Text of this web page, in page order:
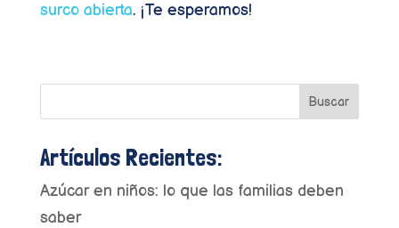
surco abierta. ¡Te esperamos!
Buscar
Artículos Recientes:
Azúcar en niños: lo que las familias deben
saber